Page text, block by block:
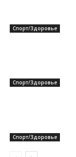
Спорт/Здоровье
Спорт/Здоровье
Спорт/Здоровье